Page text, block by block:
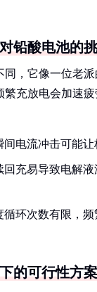
铅酸电池的
同，它像一位老
繁充放电会加速
间电流冲击可能
回充易导致电解
循环次数有限，
的可行性方案